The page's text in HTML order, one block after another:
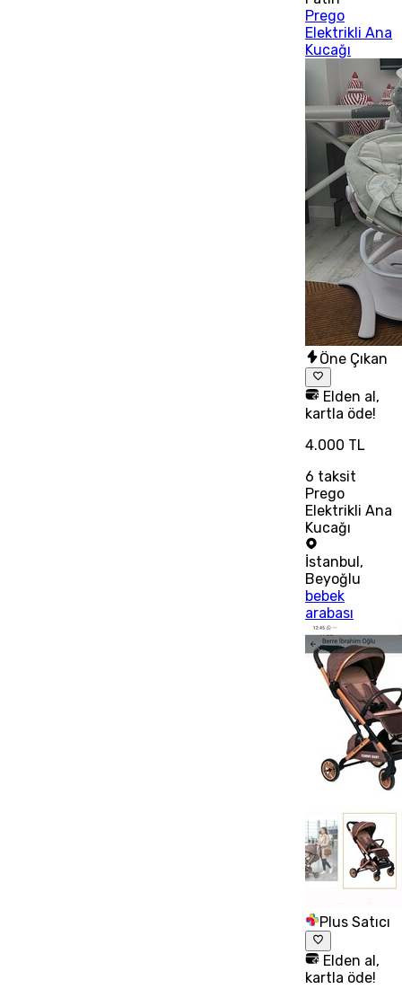
Prego
Elektrikli Ana
Kucağı
Öne Çıkan
Elden al,
kartla öde!
4.000 TL
6 taksit
Prego
Elektrikli Ana
Kucağı
İstanbul ,
Beyoğlu
bebek
arabası
Plus Satıcı
Elden al,
kartla öde!